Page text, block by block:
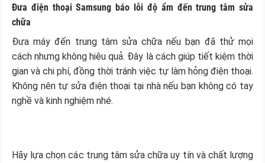
Đưa điện thoại Samsung báo lỗi độ ẩm đến trung tâm sửa
chữa
Đưa máy đến trung tâm sửa chữa nếu bạn đã thử mọi
cách nhưng không hiệu quả. Đây là cách giúp tiết kiệm thời
gian và chi phí, đồng thời tránh việc tự làm hỏng điện thoại.
Không nên tự sửa điện thoại tại nhà nếu bạn không có tay
nghề và kinh nghiệm nhé.
Hãy lựa chọn các trung tâm sửa chữa uy tín và chất lượng